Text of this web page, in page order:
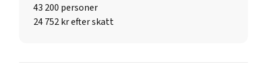
43 200 personer
24 752 kr efter skatt